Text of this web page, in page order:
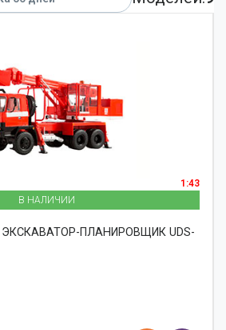
1:43
В НАЛИЧИИ
ЭКСКАВАТОР-ПЛАНИРОВЩИК UDS-